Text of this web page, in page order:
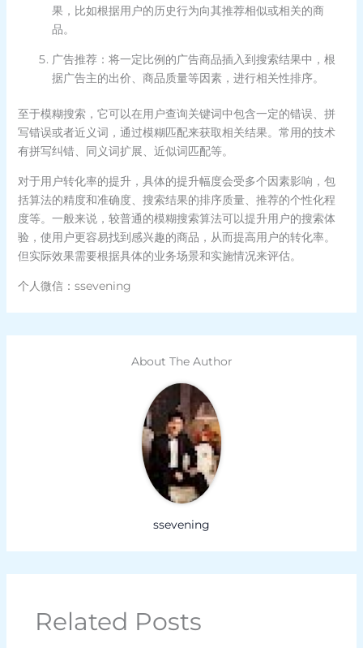
果，比如根据用户的历史行为向其推荐相似或相关的商
品。
广告推荐：将一定比例的广告商品插入到搜索结果中，根
据广告主的出价、商品质量等因素，进行相关性排序。
至于模糊搜索，它可以在用户查询关键词中包含一定的错误、拼
写错误或者近义词，通过模糊匹配来获取相关结果。常用的技术
有拼写纠错、同义词扩展、近似词匹配等。
对于用户转化率的提升，具体的提升幅度会受多个因素影响，包
括算法的精度和准确度、搜索结果的排序质量、推荐的个性化程
度等。一般来说，较普通的模糊搜索算法可以提升用户的搜索体
验，使用户更容易找到感兴趣的商品，从而提高用户的转化率。
但实际效果需要根据具体的业务场景和实施情况来评估。
个人微信：ssevening
About The Author
ssevening
Related Posts